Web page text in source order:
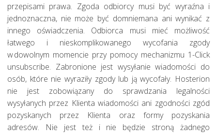
przepisami prawa. Zgoda odbiorcy musi być wyraźna i
jednoznaczna, nie może być domniemana ani wynikać z
innego oświadczenia. Odbiorca musi mieć możliwość
łatwego i nieskomplikowanego wycofania zgody
w dowolnym momencie przy pomocy mechanizmu 1-Click
unsubscribe. Zabronione jest wysyłanie wiadomości do
osób, które nie wyraziły zgody lub ją wycofały. Hosterion
nie jest zobowiązany do sprawdzania legalności
wysyłanych przez Klienta wiadomości ani zgodności zgód
pozyskanych przez Klienta oraz formy pozyskania
adresów. Nie jest też i nie będzie stroną żadnego